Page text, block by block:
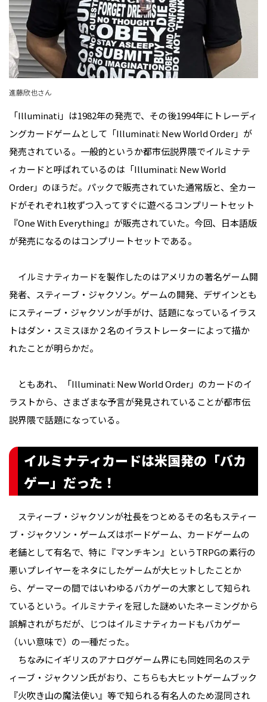
進藤欣也さん
「Illuminati」は1982年の発売で、その後1994年にトレーディ
ングカードゲームとして「Illuminati: New World Order」が
発売されている。一般的というか都市伝説界隈でイルミナテ
ィカードと呼ばれているのは「Illuminati: New World
Order」のほうだ。パックで販売されていた通常版と、全カー
ドがそれぞれ1枚ずつ入ってすぐに遊べるコンプリートセット
『One With Everything』が販売されていた。今回、日本語版
が発売になるのはコンプリートセットである。
イルミナティカードを製作したのはアメリカの著名ゲーム開
発者、スティーブ・ジャクソン。ゲームの開発、デザインとも
にスティーブ・ジャクソンが手がけ、話題になっているイラス
トはダン・スミスほか２名のイラストレーターによって描か
れたことが明らかだ。
ともあれ、「Illuminati: New World Order」のカードのイ
ラストから、さまざまな予言が発見されていることが都市伝
説界隈で話題になっている。
イルミナティカードは米国発の「バカ
ゲー」だった！
スティーブ・ジャクソンが社長をつとめるその名もスティー
ブ・ジャクソン・ゲームズはボードゲーム、カードゲームの
老舗として有名で、特に『マンチキン』というTRPGの素行の
悪いプレイヤーをネタにしたゲームが大ヒットしたことか
ら、ゲーマーの間ではいわゆるバカゲーの大家として知られ
ているという。イルミナティを冠した謎めいたネーミングから
誤解されがちだが、じつはイルミナティカードもバカゲー
（いい意味で）の一種だった。
ちなみにイギリスのアナログゲーム界にも同姓同名のステ
ィーブ・ジャクソン氏がおり、こちらも大ヒットゲームブック
『火吹き山の魔法使い』等で知られる有名人のため混同され